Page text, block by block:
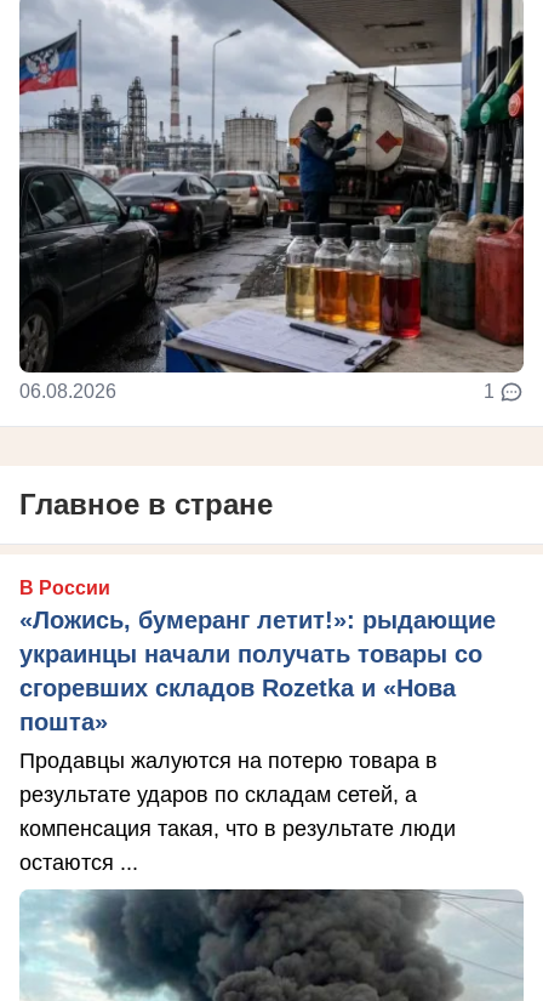
06.08.2026 1
Главное в стране
В России
«Ложись, бумеранг летит!»: рыдающие
украинцы начали получать товары со
сгоревших складов Rozetka и «Нова
пошта»
Продавцы жалуются на потерю товара в
результате ударов по складам сетей, а
компенсация такая, что в результате люди
остаются ...